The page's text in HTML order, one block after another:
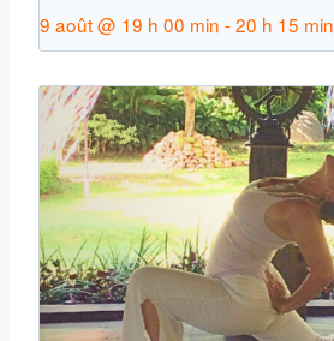
9 août @ 19 h 00 min -20 h 15 min